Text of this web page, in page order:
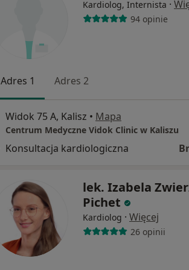
Kardiolog, Internista ·
94 opinie
Adres 1 Adres 2
Widok 75 A, Kalisz • Mapa
Centrum Medyczne Vidok Clinic w Kaliszu
Konsultacja kardiologiczna
lek. Izabela
Pichet
Kardiolog · Więcej
26 opinii